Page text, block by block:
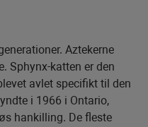
Aztekerne
Sphynx-katten er den
avlet specifikt til den
i 1966 i Ontario,
hankilling. De fleste